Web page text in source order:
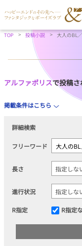
TOP 投稿小説 大人のBL
アルファポリスで投稿さ
掲載条件はこちら
詳細検索
フリーワード
長さ
進行状況
R指定 R指定